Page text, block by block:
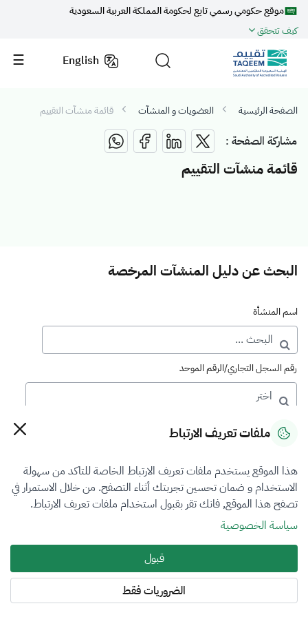
موقع حكومي رسمي تابع لحكومة المملكة العربية السعودية
كيف تتحقق
English
الصفحة الرئيسية العضويات و المنشآت قائمة منشآت التقييم
مشاركة الصفحة :
قائمة منشآت التقييم
البحث عن دليل المنشآت المرخصة
اسم المنشأة
رقم السجل التجاري/الرقم الموحد
رقم الترخيص
التصنيف
الكل
فرع التقييم
ملفات تعريف الارتباط
هذا الموقع يستخدم ملفات تعريف الارتباط الخاصة للتاكد من سهولة
الاستخدام و ضمان تحسين تجربتك أثناء التصفح. من خلال الاستمرار في
تصفح هذا الموقع, فانك تقر بقبول استخدام ملفات تعريف الارتباط.
سياسة الخصوصية
قبول
الضروريات فقط